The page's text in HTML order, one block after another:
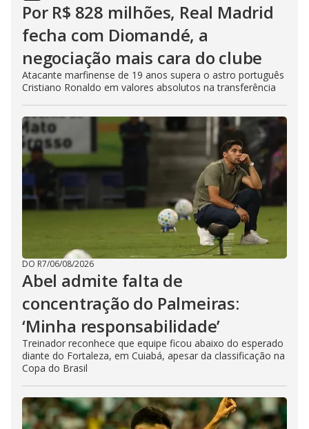
Por R$ 828 milhões, Real Madrid
fecha com Diomandé, a
negociação mais cara do clube
Atacante marfinense de 19 anos supera o astro português
Cristiano Ronaldo em valores absolutos na transferência
DO R7/06/08/2026
Abel admite falta de
concentração do Palmeiras:
‘Minha responsabilidade’
Treinador reconhece que equipe ficou abaixo do esperado
diante do Fortaleza, em Cuiabá, apesar da classificação na
Copa do Brasil